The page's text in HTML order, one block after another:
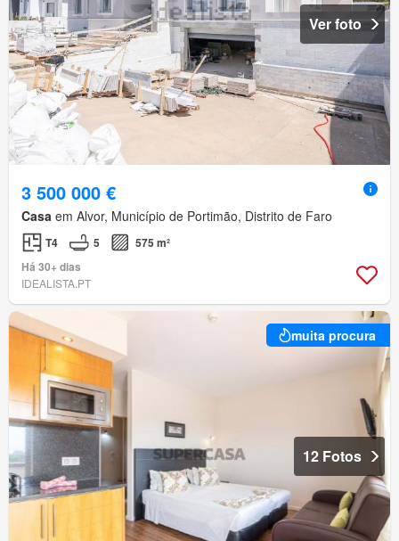
Ver foto
3 500 000 €
Casa em Alvor, Município de Portimão, Distrito de Faro
T4 5
575 m²
Há 30+ dias
IDEALISTA.PT
muita procura
12 Fotos